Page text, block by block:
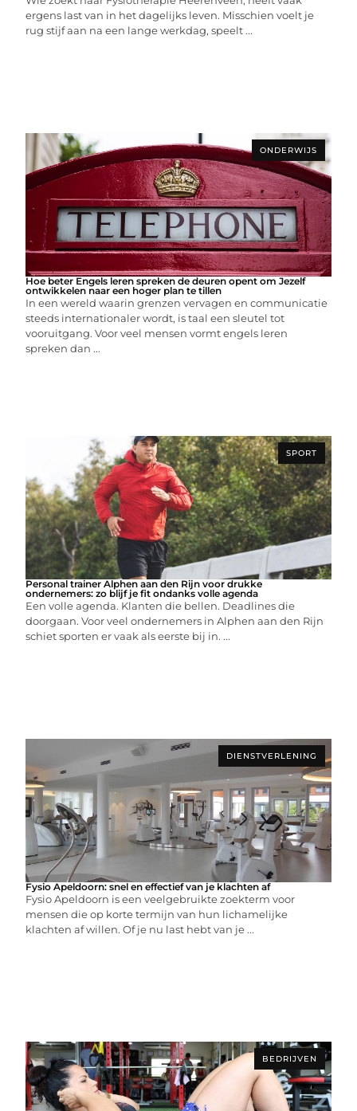
ergens last van in het dagelijks leven. Misschien voelt je
rug stijf aan na een lange werkdag, speelt ...
ONDERWIJS
Hoe beter Engels leren spreken de deuren opent om Jezelf
ontwikkelen naar een hoger plan te tillen
In een wereld waarin grenzen vervagen en communicatie
steeds internationaler wordt, is taal een sleutel tot
vooruitgang. Voor veel mensen vormt engels leren
spreken dan ...
SPORT
Personal trainer Alphen aan den Rijn voor drukke
ondernemers: zo blijf je fit ondanks volle agenda
Een volle agenda. Klanten die bellen. Deadlines die
doorgaan. Voor veel ondernemers in Alphen aan den Rijn
schiet sporten er vaak als eerste bij in. ...
DIENSTVERLENING
Fysio Apeldoorn: snel en effectief van je klachten af
Fysio Apeldoorn is een veelgebruikte zoekterm voor
mensen die op korte termijn van hun lichamelijke
klachten af willen. Of je nu last hebt van je ...
BEDRIJVEN